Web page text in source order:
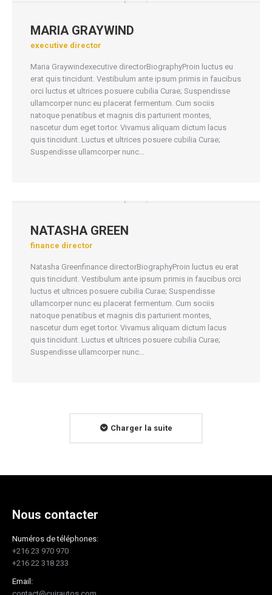
MARIA GRAYWIND
executive director
Maria Graywindexecutive directorBiographyProin luctus eu
erat quis tincidunt. Vestibulum ante ipsum primis in faucibus
orci luctus et ultrices posuere cubilia Curae; Suspendisse
ullamcorper nunc eu placerat fermentum. Cum sociis
natoque penatibus et magnis dis parturient montes,
nascetur dum eget tortor. Vivamus aliquam dictum lacus
quis tincidunt. Luctus et ultrices posuere cubilia Curae;
Suspendisse ullamcorper nunc…
NATASHA GREEN
finance director
Natasha Greenfinance directorBiographyProin luctus eu erat
quis tincidunt. Vestibulum ante ipsum primis in faucibus orci
luctus et ultrices posuere cubilia Curae; Suspendisse
ullamcorper nunc eu placerat fermentum. Cum sociis
natoque penatibus et magnis dis parturient montes,
nascetur dum eget tortor. Vivamus aliquam dictum lacus
quis tincidunt. Luctus et ultrices posuere cubilia Curae;
Suspendisse ullamcorper nunc…
Charger la suite
Nous contacter
Numéros de téléphones:
+216 23 970 970
+216 22 318 233
Email: